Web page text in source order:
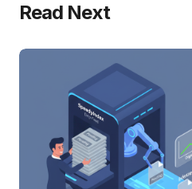
Read Next